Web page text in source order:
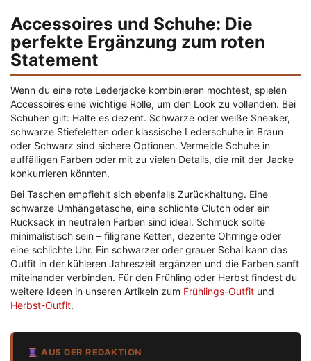
Accessoires und Schuhe: Die
perfekte Ergänzung zum roten
Statement
Wenn du eine rote Lederjacke kombinieren möchtest, spielen
Accessoires eine wichtige Rolle, um den Look zu vollenden. Bei
Schuhen gilt: Halte es dezent. Schwarze oder weiße Sneaker,
schwarze Stiefeletten oder klassische Lederschuhe in Braun
oder Schwarz sind sichere Optionen. Vermeide Schuhe in
auffälligen Farben oder mit zu vielen Details, die mit der Jacke
konkurrieren könnten.
Bei Taschen empfiehlt sich ebenfalls Zurückhaltung. Eine
schwarze Umhängetasche, eine schlichte Clutch oder ein
Rucksack in neutralen Farben sind ideal. Schmuck sollte
minimalistisch sein – filigrane Ketten, dezente Ohrringe oder
eine schlichte Uhr. Ein schwarzer oder grauer Schal kann das
Outfit in der kühleren Jahreszeit ergänzen und die Farben sanft
miteinander verbinden. Für den Frühling oder Herbst findest du
weitere Ideen in unseren Artikeln zum Frühlings-Outfit und
Herbst-Outfit.
AUS DER REDAKTION